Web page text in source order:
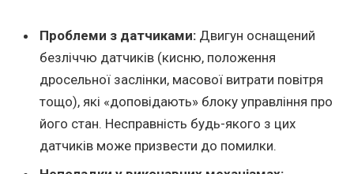
Проблеми з датчиками: Двигун оснащений
безліччю датчиків (кисню, положення
дросельної заслінки, масової витрати повітря
тощо), які «доповідають» блоку управління про
його стан. Несправність будь-якого з цих
датчиків може призвести до помилки.